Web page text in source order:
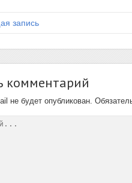
запись
комментарий
не будет опубликован.